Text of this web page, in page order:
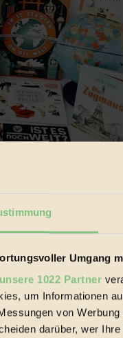
Umgang
unsere 1022 Partner
um Informationen
von
darüber, wer
die Welt und
schrieb der